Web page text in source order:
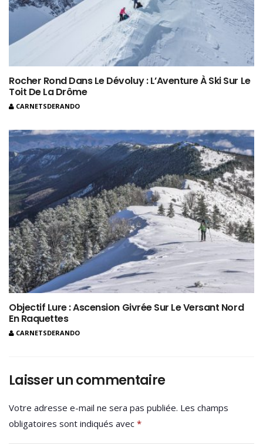
Rocher Rond Dans Le Dévoluy : L’Aventure À Ski Sur Le
Toit De La Drôme
CARNETSDERANDO
Objectif Lure : Ascension Givrée Sur Le Versant Nord
En Raquettes
CARNETSDERANDO
Laisser un commentaire
Votre adresse e-mail ne sera pas publiée. Les champs
obligatoires sont indiqués avec *